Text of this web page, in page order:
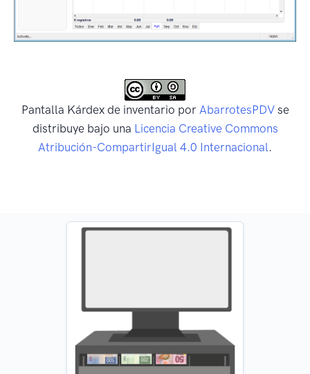
Pantalla Kárdex de inventario por AbarrotesPDVse
distribuye bajo una Licencia Creative Commons
Atribución-CompartirIgual 4.0 Internacional .